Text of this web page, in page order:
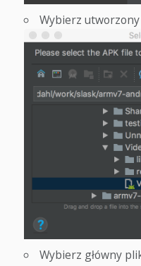
Wybierz
Wybierz główny